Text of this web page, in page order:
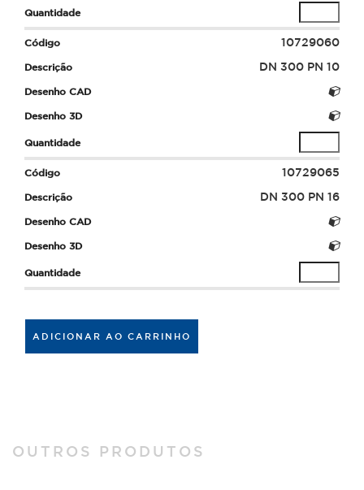
10729060
DN 300 PN 10
10729065
DN 300 PN 16
ADICIONAR AO CARRINHO
OUTROS PRODUTOS